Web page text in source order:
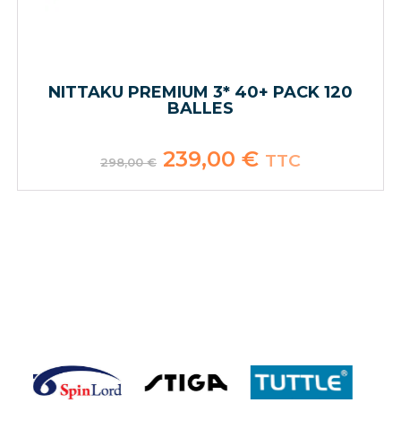
NITTAKU PREMIUM 3* 40+ PACK 120
BALLES
298,00€ Le
prix
était :
239,00 €Le
prix
est :
TTC